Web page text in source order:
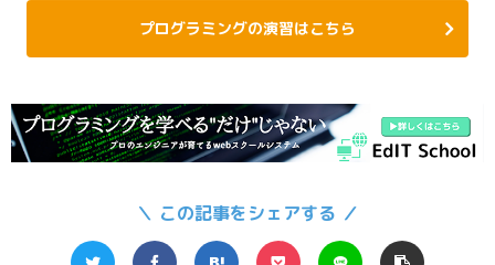
プログラミングの演習はこちら
＼ この記事をシェアする ／